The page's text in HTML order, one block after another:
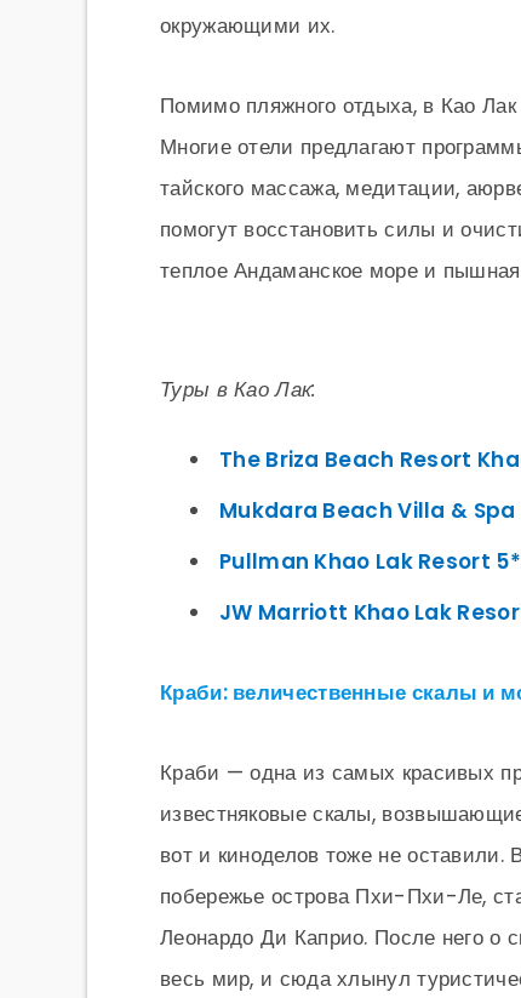
окружающими их.
Помимо пляжного отдыха, в Као
Многие отели предлагают
тайского массажа, медитации,
помогут восстановить силы и
теплое Андаманское море и
Туры в Као Лак:
The Briza Beach Resort
Mukdara Beach Villa &
Pullman Khao Lak Resort 5*
JW Marriott Khao Lak
Краби: величественные скалы и
Краби — одна из самых красивых
известняковые скалы,
вот и киноделов тоже не
побережье острова Пхи-Пхи-Ле,
Леонардо Ди Каприо. После него о
весь мир, и сюда хлынул